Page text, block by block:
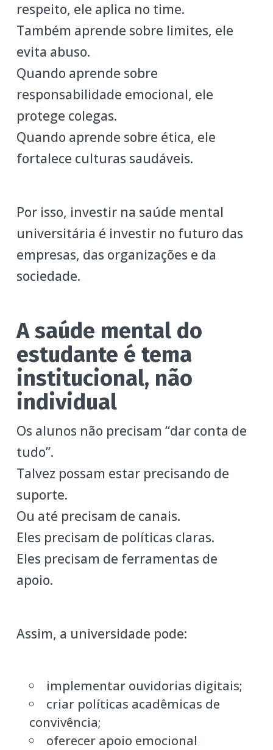
respeito, ele aplica no time.
Também aprende sobre limites, ele
evita abuso.
Quando aprende sobre
responsabilidade emocional, ele
protege colegas.
Quando aprende sobre ética, ele
fortalece culturas saudáveis.
Por isso, investir na saúde mental
universitária é investir no futuro das
empresas, das organizações e da
sociedade.
A saúde mental do
estudante é tema
institucional, não
individual
Os alunos não precisam “dar conta de
tudo”.
Talvez possam estar precisando de
suporte.
Ou até precisam de canais.
Eles precisam de políticas claras.
Eles precisam de ferramentas de
apoio.
Assim, a universidade pode:
implementar ouvidorias digitais;
criar políticas acadêmicas de
convivência;
oferecer apoio emocional